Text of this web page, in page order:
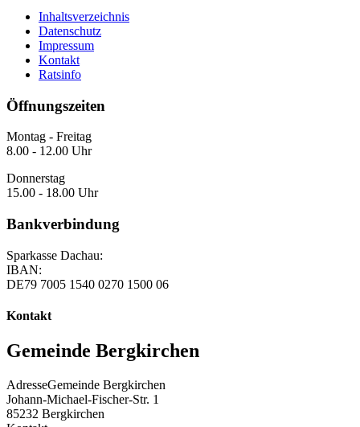
Inhaltsverzeichnis
Datenschutz
Impressum
Kontakt
Ratsinfo
Öffnungszeiten
Montag - Freitag
8.00 - 12.00 Uhr
Donnerstag
15.00 - 18.00 Uhr
Bankverbindung
Sparkasse Dachau:
IBAN:
DE79 7005 1540 0270 1500 06
Kontakt
Gemeinde Bergkirchen
AdresseGemeinde Bergkirchen
Johann-Michael-Fischer-Str. 1
85232 Bergkirchen